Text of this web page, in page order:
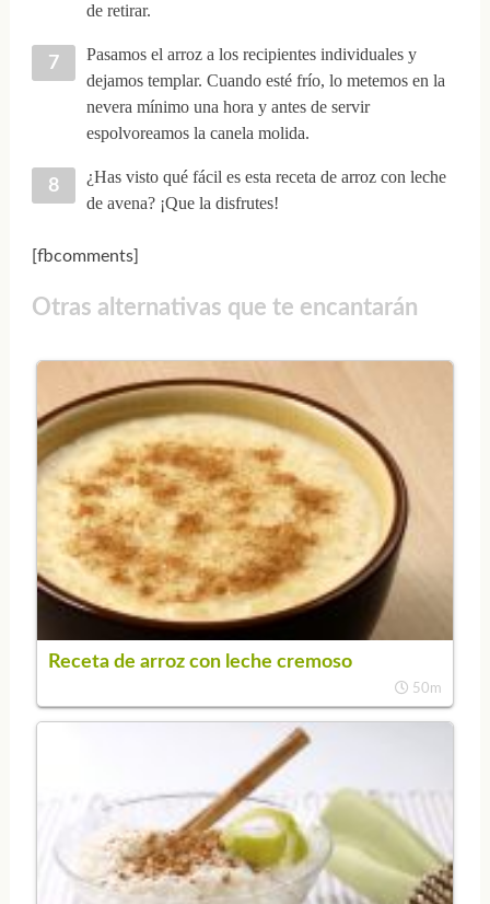
de retirar.
Pasamos el arroz a los recipientes individuales y
dejamos templar. Cuando esté frío, lo metemos en la
nevera mínimo una hora y antes de servir
espolvoreamos la canela molida.
¿Has visto qué fácil es esta receta de arroz con leche
de avena? ¡Que la disfrutes!
[fbcomments]
Otras alternativas que te encantarán
Receta de arroz con leche cremoso
50m